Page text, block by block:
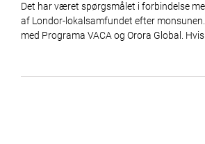
Det har været spørgsmålet i forbindelse
af Londor-lokalsamfundet efter
med Programa VACA og Orora Global.